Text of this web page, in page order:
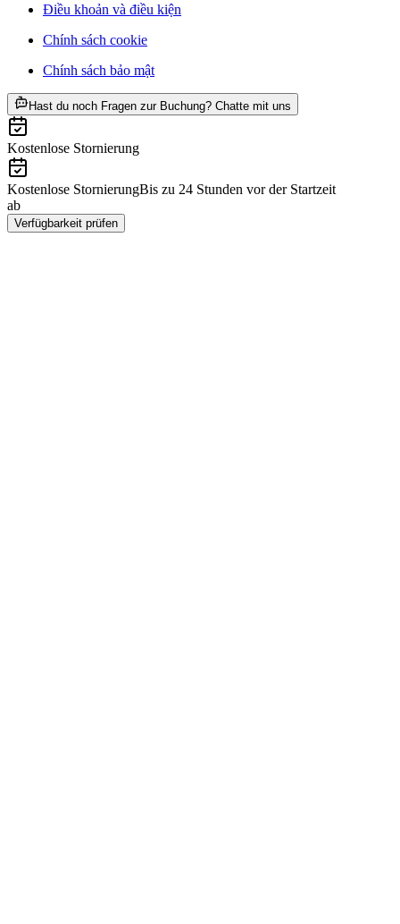
Điều khoản và điều kiện
Chính sách cookie
Chính sách bảo mật
Hast du noch Fragen zur Buchung? Chatte mit uns
Kostenlose Stornierung
Kostenlose StornierungBis zu 24 Stunden vor der Startzeit
ab
Verfügbarkeit prüfen